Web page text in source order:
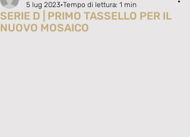
SERIE D | PRIMO TASSELLO PER IL
NUOVO MOSAICO
5 lug 2023 Tempo di lettura: 1 min